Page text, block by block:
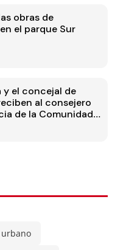
obras de
el parque Sur
y el concejal de
al consejero
de la Comunidad